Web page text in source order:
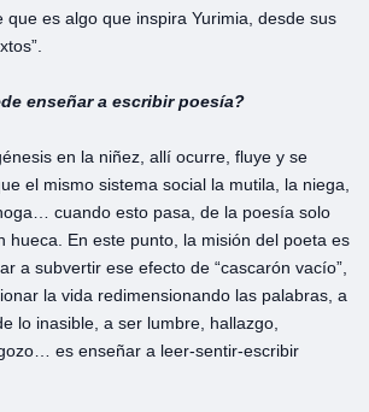
que es algo que inspira Yurimia, desde sus
enseñar a escribir poesía?
en la niñez, allí ocurre, fluye y se
el mismo sistema social la mutila, la niega,
cuando esto pasa, de la poesía solo
hueca. En este punto, la misión del poeta es
a subvertir ese efecto de “cascarón vacío”,
la vida redimensionando las palabras, a
lo inasible, a ser lumbre, hallazgo,
es enseñar a leer-sentir-escribir